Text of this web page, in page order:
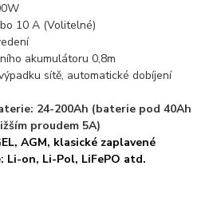
10 A (Volitelné)
akumulátoru 0,8m
sítě, automatické dobíjení
24-200Ah (baterie pod 40Ah
proudem 5A)
AGM, klasické zaplavené
Li-on, Li-Pol, LiFePO atd.